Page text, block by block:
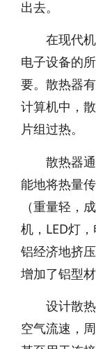
出去。
在现代
电子设备的
要。散热器
计算机中，
片组过热。
散热器
能地将热量
（重量轻，
机，LED灯
铝经济地挤
增加了铝型
设计散
空气流速，